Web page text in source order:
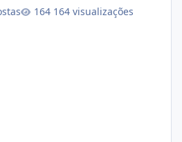
164 visualizações